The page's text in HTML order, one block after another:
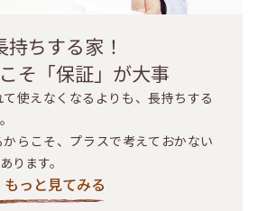
持ちする家！
そ「保証」が大事
使えなくなるよりも、長持ちする
らこそ、プラスで考えておかない
ります。
もっと見てみる